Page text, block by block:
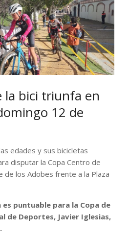
la bici triunfa en
12 de
edades y sus bicicletas
disputar la Copa Centro de
de los Adobes frente a la Plaza
puntuable para la Copa de
de Deportes, Javier Iglesias,